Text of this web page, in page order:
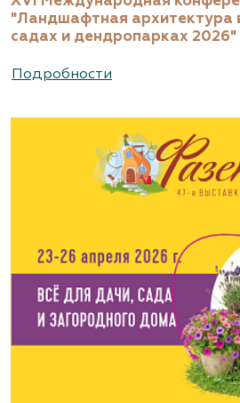
"Ландшафтная архитектура
садах и дендропарках
Подробности